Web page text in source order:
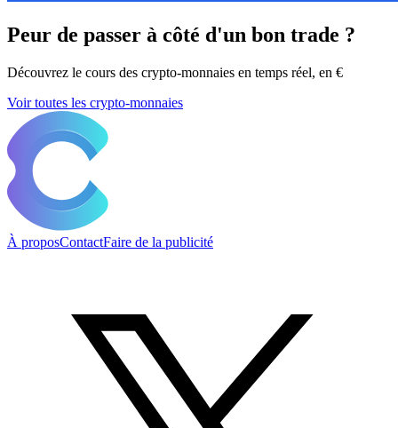
Peur de passer à côté d'un bon trade ?
Découvrez le cours des crypto-monnaies en temps réel, en €
Voir toutes les crypto-monnaies
À proposContactFaire de la publicité